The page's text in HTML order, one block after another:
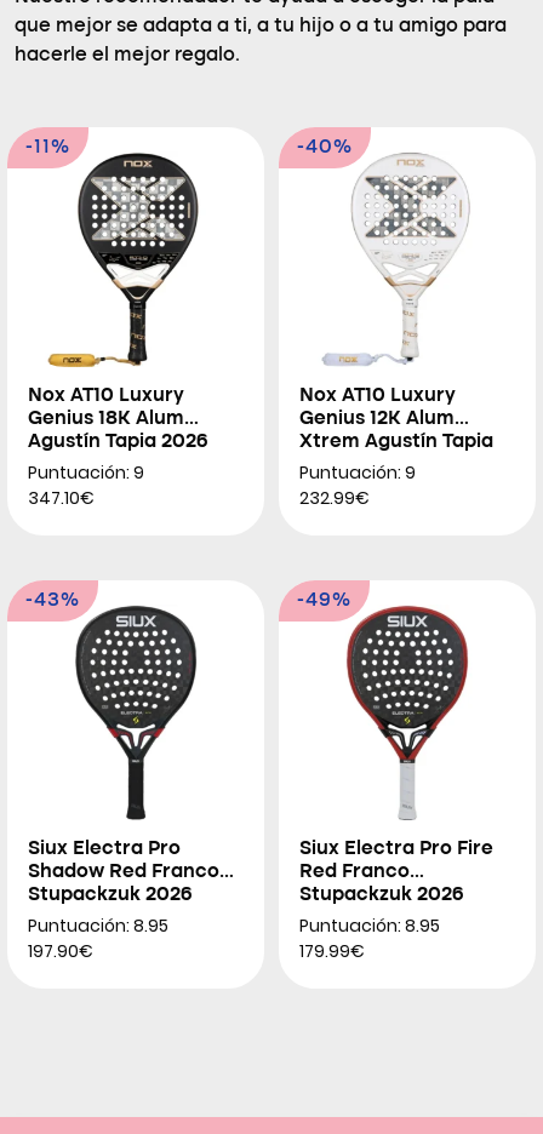
que mejor se adapta a ti, a tu hijo o a tu amigo para
hacerle el mejor regalo.
-11%
Nox AT10 Luxury
Genius 18K Alum
Agustín Tapia 2026
Puntuación: 9
347.10€
-40%
Nox AT10 Luxury
Genius 12K Alum
Xtrem Agustín Tapia
2026
Puntuación: 9
232.99€
-43%
Siux Electra Pro
Shadow Red Franco
Stupackzuk 2026
Puntuación: 8.95
197.90€
-49%
Siux Electra Pro Fire
Red Franco
Stupackzuk 2026
Puntuación: 8.95
179.99€